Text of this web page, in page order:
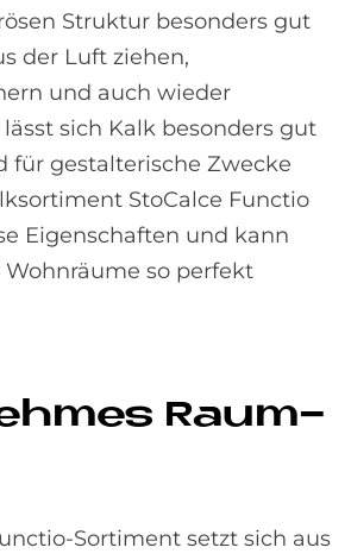
Struktur besonders gut
der Luft ziehen,
und auch wieder
sich Kalk besonders gut
für gestalterische Zwecke
StoCalce Functio
Eigenschaften und kann
so perfekt
Raum­
Sortiment setzt sich aus